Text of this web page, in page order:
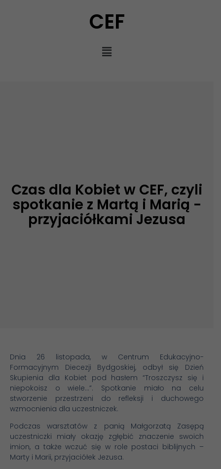
CEF
Czas dla Kobiet w CEF, czyli
spotkanie z Martą i Marią -
przyjaciółkami Jezusa
Dnia 26 listopada, w Centrum Edukacyjno-
Formacyjnym Diecezji Bydgoskiej, odbył się Dzień
Skupienia dla Kobiet pod hasłem “Troszczysz się i
niepokoisz o wiele…”. Spotkanie miało na celu
stworzenie przestrzeni do refleksji i duchowego
wzmocnienia dla uczestniczek.
Podczas warsztatów z panią Małgorzatą Zasępą
uczestniczki miały okazję zgłębić znaczenie swoich
imion, a także wczuć się w role postaci biblijnych –
Marty i Marii, przyjaciółek Jezusa.